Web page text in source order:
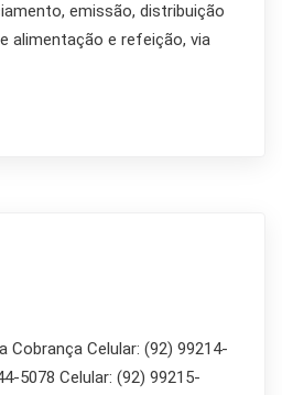
emissão, distribuição
alimentação e refeição, via
Cobrança Celular: (92) 99214-
5078 Celular: (92) 99215-